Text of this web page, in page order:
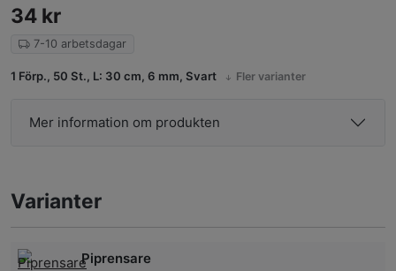
34 kr
7-10 arbetsdagar
1 Förp., 50 St., L: 30 cm, 6 mm, Svart Fler varianter
Mer information om produkten
Varianter
Piprensare